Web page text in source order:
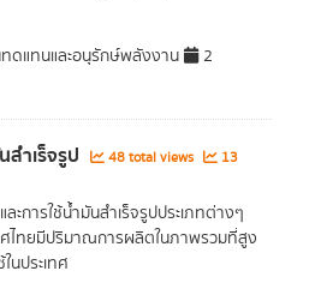
ดแทนและอนุรักษ์พลังงาน
2
ำเร็จรูป 48 total views
13
การใช้น้ำมันสำเร็จรูปประเภทต่างๆ
ศไทยมีปริมาณการผลิตในภาพรวมที่สูง
นประเทศ